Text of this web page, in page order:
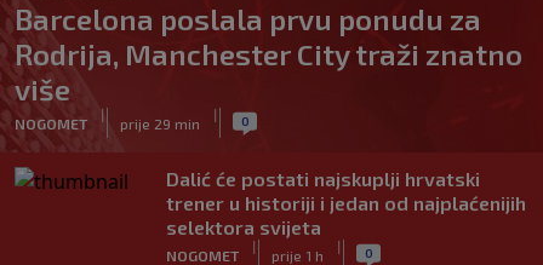
Barcelona poslala prvu ponudu za
Rodrija, Manchester City traži znatno
više
NOGOMET
|
prije 29 min
| 0
Dalić će postati najskuplji hrvatski
trener u historiji i jedan od najplaćenijih
selektora svijeta
NOGOMET
|
prije 1 h
| 0